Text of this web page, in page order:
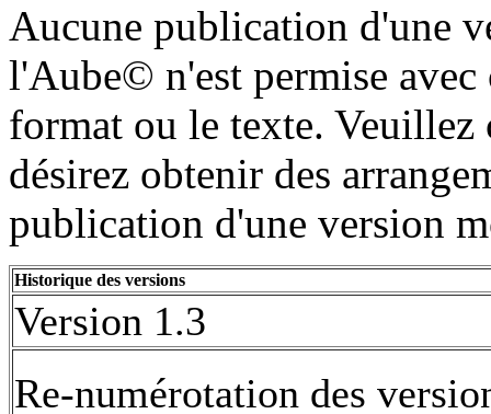
Aucune publication d'une
l'Aube© n'est permise avec
format ou le texte. Veuillez
désirez obtenir des
publication d'une version
Historique des versions
Version 1.3
Re-numérotation des